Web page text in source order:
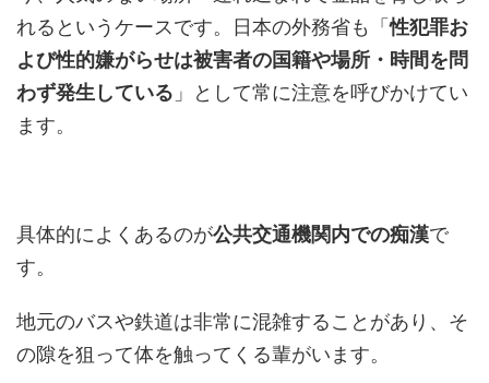
れるというケースです。日本の外務省も「性犯罪お
よび性的嫌がらせは被害者の国籍や場所・時間を問
わず発生している 」として常に注意を呼びかけてい
ます。
具体的によくあるのが公共交通機関内での痴漢で
す。
地元のバスや鉄道は非常に混雑することがあり、そ
の隙を狙って体を触ってくる輩がいます。